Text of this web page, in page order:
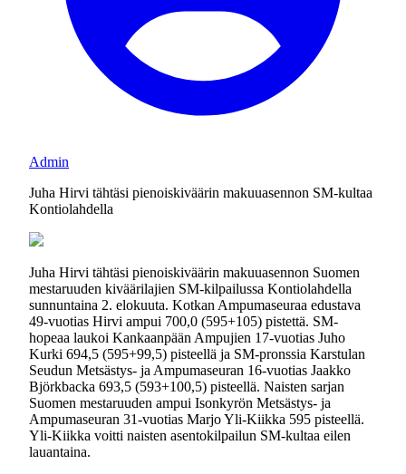
Admin
Juha Hirvi tähtäsi pienoiskiväärin makuuasennon SM-kultaa
Kontiolahdella
Juha Hirvi tähtäsi pienoiskiväärin makuuasennon Suomen
mestaruuden kiväärilajien SM-kilpailussa Kontiolahdella
sunnuntaina 2. elokuuta. Kotkan Ampumaseuraa edustava
49-vuotias Hirvi ampui 700,0 (595+105) pistettä. SM-
hopeaa laukoi Kankaanpään Ampujien 17-vuotias Juho
Kurki 694,5 (595+99,5) pisteellä ja SM-pronssia Karstulan
Seudun Metsästys- ja Ampumaseuran 16-vuotias Jaakko
Björkbacka 693,5 (593+100,5) pisteellä. Naisten sarjan
Suomen mestaruuden ampui Isonkyrön Metsästys- ja
Ampumaseuran 31-vuotias Marjo Yli-Kiikka 595 pisteellä.
Yli-Kiikka voitti naisten asentokilpailun SM-kultaa eilen
lauantaina.